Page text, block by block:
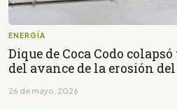
ENERGÍA
Dique de Coca Codo
del avance de la erosión
26 de mayo, 2026